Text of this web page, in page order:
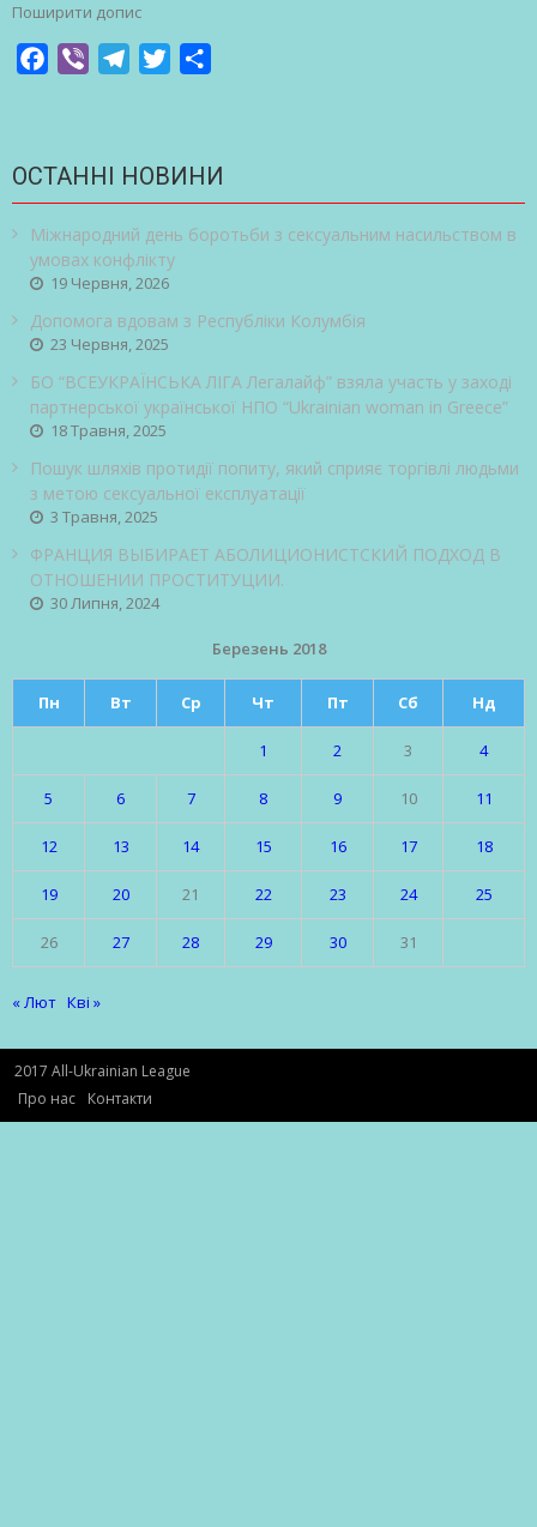
Поширити допис
Facebook
Viber TelegramTwitter
ОСТАННІ НОВИНИ
Міжнародний день боротьби з сексуальним насильством в
умовах конфлікту
19 Червня, 2026
Допомога вдовам з Республіки Колумбія
23 Червня, 2025
БО “ВСЕУКРАЇНСЬКА ЛІГА Легалайф” взяла участь у заході
партнерської української НПО “Ukrainian woman in Greece”
18 Травня, 2025
Пошук шляхів протидії попиту, який сприяє торгівлі людьми
з метою сексуальної експлуатації
3 Травня, 2025
ФРАНЦИЯ ВЫБИРАЕТ АБОЛИЦИОНИСТСКИЙ ПОДХОД В
ОТНОШЕНИИ ПРОСТИТУЦИИ.
30 Липня, 2024
Березень 2018
Пн Вт Ср Чт Пт Сб Нд
1 2 3 4
5 6 7 8 9 10 11
12 13 14 15 16 17 18
19 20 21 22 23 24 25
26 27 28 29 30 31
« Лют Кві »
2017 All-Ukrainian League
Про нас
Контакти